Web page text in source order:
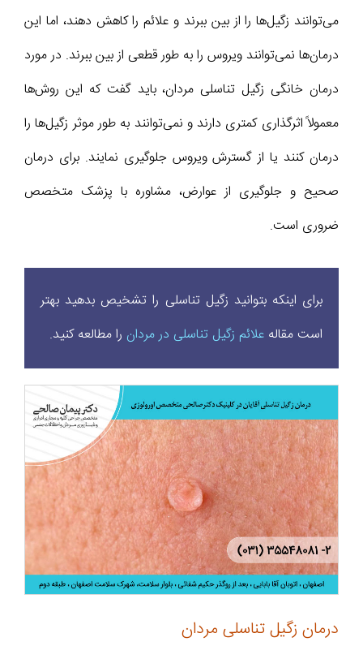
می‌توانند زگیل‌ها را از بین ببرند و علائم را کاهش دهند، اما این
درمان‌ها نمی‌توانند ویروس را به طور قطعی از بین ببرند. در مورد
درمان خانگی زگیل تناسلی مردان، باید گفت که این روش‌ها
معمولاً اثرگذاری کمتری دارند و نمی‌توانند به طور موثر زگیل‌ها را
درمان کنند یا از گسترش ویروس جلوگیری نمایند. برای درمان
صحیح و جلوگیری از عوارض، مشاوره با پزشک متخصص
ضروری است.
برای اینکه بتوانید زگیل تناسلی را تشخیص بدهید بهتر
است مقاله علائم زگیل تناسلی در مردان را مطالعه کنید.
درمان زگیل تناسلی مردان